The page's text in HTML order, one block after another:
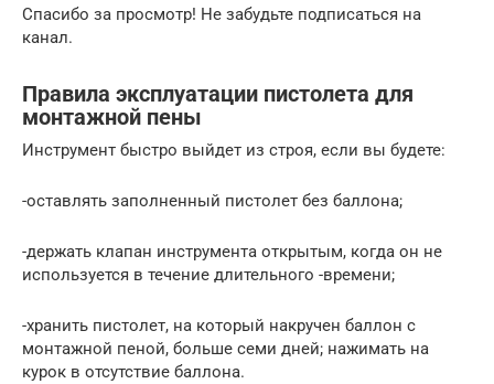
Спасибо за просмотр! Не забудьте подписаться на
канал.
Правила эксплуатации пистолета для
монтажной пены
Инструмент быстро выйдет из строя, если вы будете:
-оставлять заполненный пистолет без баллона;
-держать клапан инструмента открытым, когда он не
используется в течение длительного -времени;
-хранить пистолет, на который накручен баллон с
монтажной пеной, больше семи дней; нажимать на
курок в отсутствие баллона.